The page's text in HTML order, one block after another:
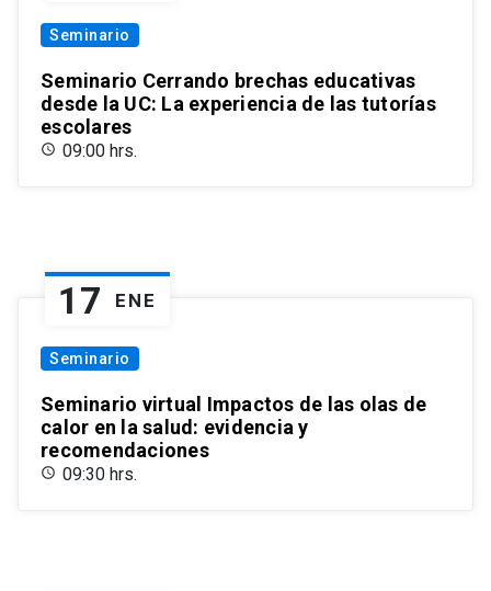
Seminario
Seminario Cerrando brechas educativas
desde la UC: La experiencia de las tutorías
escolares
09:00 hrs.
17 ENE
Seminario
Seminario virtual Impactos de las olas de
calor en la salud: evidencia y
recomendaciones
09:30 hrs.